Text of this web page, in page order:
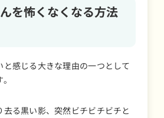
を怖くなくなる方法
と感じる大きな理由の一つとして
去る黒い影、突然ビチビチビチと